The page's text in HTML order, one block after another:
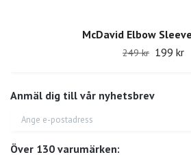
Anmäl dig till vår nyhetsbrev
Över 130 varumärken:
McDavid Elbow
249 kr 199 kr